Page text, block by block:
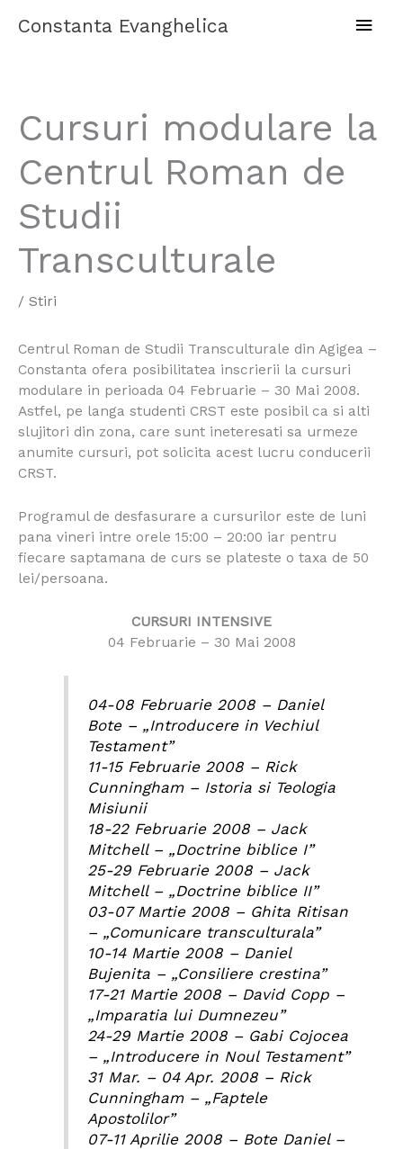
Constanta Evanghelica
Main
Cursuri modulare la
Centrul Roman de
Studii
Transculturale
/ Stiri
Centrul Roman de Studii Transculturale din Agigea –
Constanta ofera posibilitatea inscrierii la cursuri
modulare in perioada 04 Februarie – 30 Mai 2008.
Astfel, pe langa studenti CRST este posibil ca si alti
slujitori din zona, care sunt ineteresati sa urmeze
anumite cursuri, pot solicita acest lucru conducerii
CRST.
Programul de desfasurare a cursurilor este de luni
pana vineri intre orele 15:00 – 20:00 iar pentru
fiecare saptamana de curs se plateste o taxa de 50
lei/persoana.
CURSURI INTENSIVE
04 Februarie – 30 Mai 2008
04-08 Februarie 2008 – Daniel
Bote – „Introducere in Vechiul
Testament”
11-15 Februarie 2008 – Rick
Cunningham – Istoria si Teologia
Misiunii
18-22 Februarie 2008 – Jack
Mitchell – „Doctrine biblice I”
25-29 Februarie 2008 – Jack
Mitchell – „Doctrine biblice II”
03-07 Martie 2008 – Ghita Ritisan
– „Comunicare transculturala”
10-14 Martie 2008 – Daniel
Bujenita – „Consiliere crestina”
17-21 Martie 2008 – David Copp –
„Imparatia lui Dumnezeu”
24-29 Martie 2008 – Gabi Cojocea
– „Introducere in Noul Testament”
31 Mar. – 04 Apr. 2008 – Rick
Cunningham – „Faptele
Apostolilor”
07-11 Aprilie 2008 – Bote Daniel –